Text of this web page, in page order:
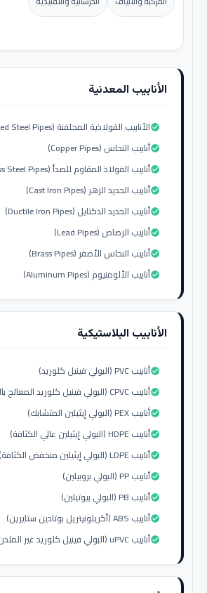
الأنابيب المعدنية
الأنابيب الفولاذية المجلفنة (Galvanized Steel Pipes)check_circle
أنابيب النحاس (Copper Pipes)check_circle
أنابيب الفولاذ المقاوم للصدأ (Stainless Steel Pipes)check_circle
أنابيب الحديد الزهر (Cast Iron Pipes)check_circle
أنابيب الحديد الدكتايل (Ductile Iron Pipes)check_circle
أنابيب الرصاص (Lead Pipes)check_circle
أنابيب النحاس الأصفر (Brass Pipes)check_circle
أنابيب الألومنيوم (Aluminum Pipes)check_circle
الأنابيب البلاستيكية
أنابيب PVC (البولي فينيل كلوريد)check_circle
أنابيب CPVC (البولي فينيل كلوريد المعالج بالكلور)check_circle
أنابيب PEX (البولي إيثيلين المتشابك)check_circle
أنابيب HDPE (البولي إيثيلين عالي الكثافة)check_circle
أنابيب LDPE (البولي إيثيلين منخفض الكثافة)check_circle
أنابيب PP (البولي بروبيلين)check_circle
أنابيب PB (البولي بيوتيلين)check_circle
أنابيب ABS (أكريلونيتريل بوتادين ستايرين)check_circle
أنابيب uPVC (البولي فينيل كلوريد غير الملدن)check_circle